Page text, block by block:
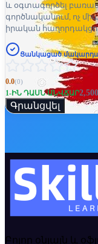
Առցանց
և օգտագործել
գործնականում, ոչ
իրական
Ցանկացած
0.0(0)
1-ԻՆ ԴԱՍՆ ԱՆՎՃԱՐ
Գրանցվել
Բոլոր օնլայն և